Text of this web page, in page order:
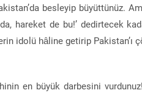
besleyip büyüttünüz.
hareket de bu!’ dedirtecek
idolü hâline getirip Pakistan’ı
en büyük darbesini